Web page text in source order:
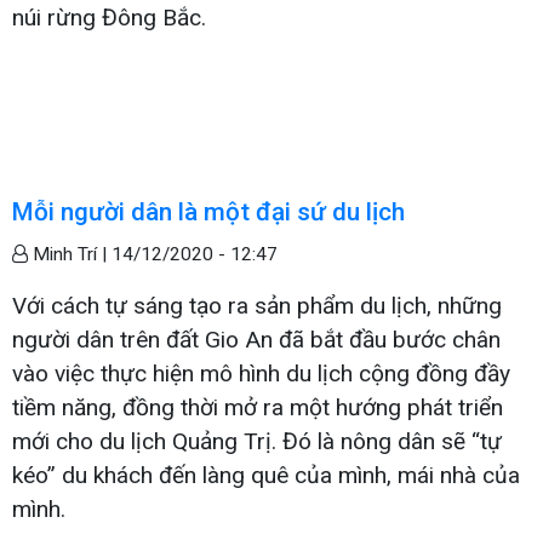
núi rừng Đông Bắc.
Mỗi người dân là một đại sứ du lịch
Minh Trí | 14/12/2020 - 12:47
Với cách tự sáng tạo ra sản phẩm du lịch, những
người dân trên đất Gio An đã bắt đầu bước chân
vào việc thực hiện mô hình du lịch cộng đồng đầy
tiềm năng, đồng thời mở ra một hướng phát triển
mới cho du lịch Quảng Trị. Đó là nông dân sẽ “tự
kéo” du khách đến làng quê của mình, mái nhà của
mình.